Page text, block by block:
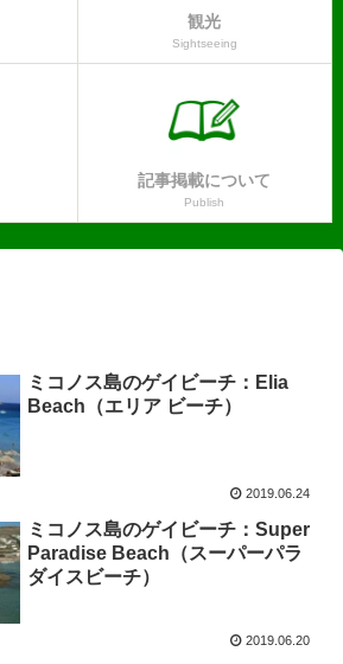
観光
Sightseeing
記事掲載について
Publish
ミコノス島のゲイビーチ：Elia
Beach（エリア ビーチ）
2019.06.24
ミコノス島のゲイビーチ：Super
Paradise Beach（スーパーパラ
ダイスビーチ）
2019.06.20